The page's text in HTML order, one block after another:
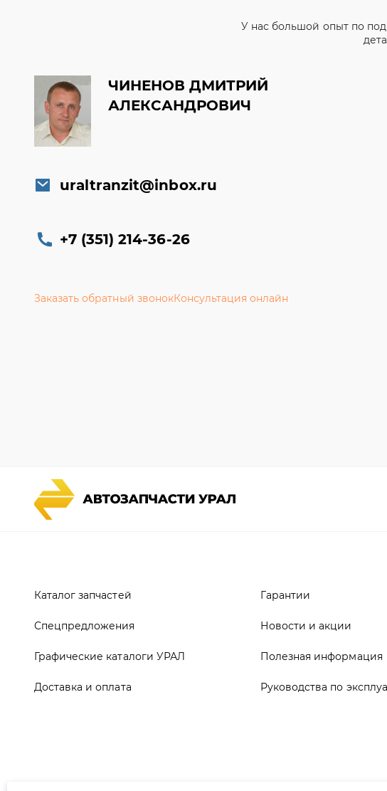
У нас большой опыт по
ЧИНЕНОВ ДМИТРИЙ
АЛЕКСАНДРОВИЧ
uraltranzit@inbox.ru
+7 (351) 214-36-26
Заказать обратный звонокКонсультация онлайн
Каталог запчастей